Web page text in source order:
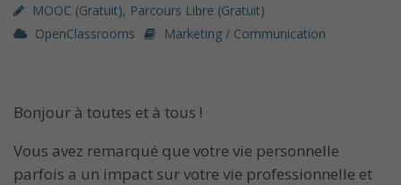
MOOC (gratuit), Parcours Libre (gratuit)
OpenClassrooms
Marketing / Communication
Bonjour à toutes et à tous !
Vous avez remarqué que votre vie personnelle
parfois a un impact sur votre vie professionnelle et